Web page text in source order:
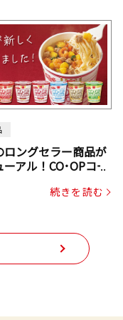
ロングセラー商品が
ーアル！CO･OPコー
続きを読む